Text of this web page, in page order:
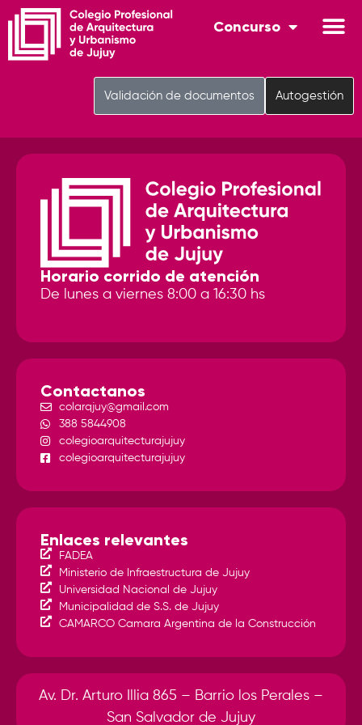
Autogestión
Validación de documentos
Concurso
Horario corrido de atención
De lunes a viernes 8:00 a 16:30 hs
Contactanos
colarqjuy@gmail.com
388 5844908
colegioarquitecturajujuy
colegioarquitecturajujuy
Enlaces relevantes
FADEA
Ministerio de Infraestructura de Jujuy
Universidad Nacional de Jujuy
Municipalidad de S.S. de Jujuy
CAMARCO Camara Argentina de la Construcción
Av. Dr. Arturo Illia 865 – Barrio los Perales –
San Salvador de Jujuy